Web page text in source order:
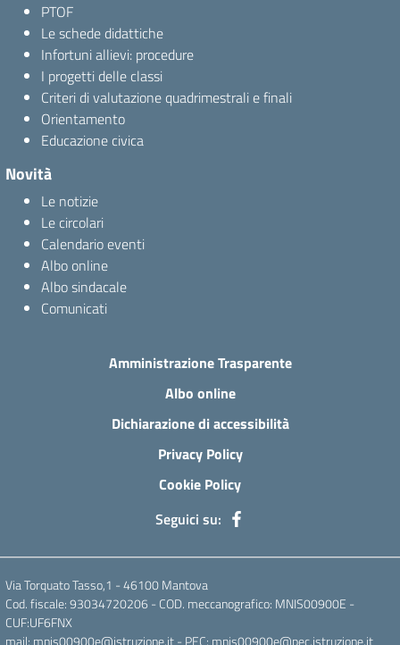
PTOF
Le schede didattiche
Infortuni allievi: procedure
I progetti delle classi
Criteri di valutazione quadrimestrali e finali
Orientamento
Educazione civica
Novità
Le notizie
Le circolari
Calendario eventi
Albo online
Albo sindacale
Comunicati
Amministrazione Trasparente
Albo online
Dichiarazione di accessibilità
Privacy Policy
Cookie Policy
Seguici su:
Via Torquato Tasso,1 - 46100 Mantova
Cod. fiscale: 93034720206 - COD. meccanografico: MNIS00900E -
CUF:UF6FNX
mail: mnis00900e@istruzione.it - PEC: mnis00900e@pec.istruzione.it